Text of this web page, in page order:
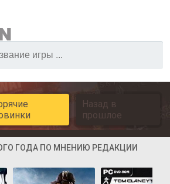
Назад в
прошлое
ГОДА ПО МНЕНИЮ РЕДАКЦИИ